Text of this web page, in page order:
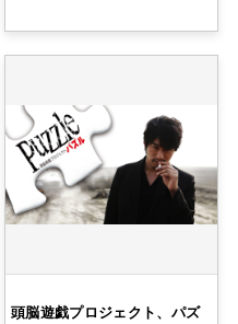
頭脳遊戯プロジェクト、パズ